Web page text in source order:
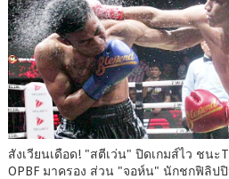
สังเวียนเดือด! "สตีเว่น" ปิดเกมส์ไว ชนะ
OPBF มาครอง ส่วน "จอห์น" นักชกฟิลิ